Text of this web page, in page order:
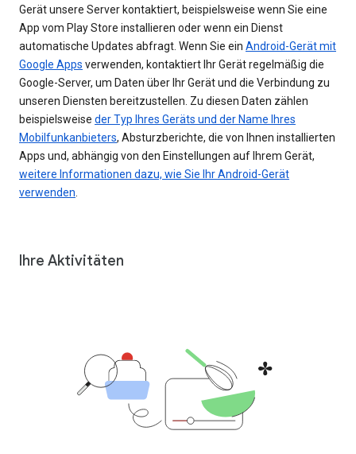
Gerät unsere Server kontaktiert, beispielsweise wenn Sie eine
App vom Play Store installieren oder wenn ein Dienst
automatische Updates abfragt. Wenn Sie ein Android-Gerät mit
Google Apps verwenden, kontaktiert Ihr Gerät regelmäßig die
Google-Server, um Daten über Ihr Gerät und die Verbindung zu
unseren Diensten bereitzustellen. Zu diesen Daten zählen
beispielsweise der Typ Ihres Geräts und der Name Ihres
Mobilfunkanbieters, Absturzberichte, die von Ihnen installierten
Apps und, abhängig von den Einstellungen auf Ihrem Gerät,
weitere Informationen dazu, wie Sie Ihr Android-Gerät
verwenden.
Ihre Aktivitäten